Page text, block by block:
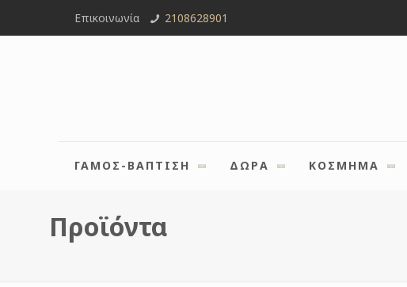
Επικοινωνία 2108628901
ΓΑΜΟΣ-ΒΑΠΤΙΣΗ ΔΩΡΑ ΚΟΣΜΗΜΑ
Προϊόντα